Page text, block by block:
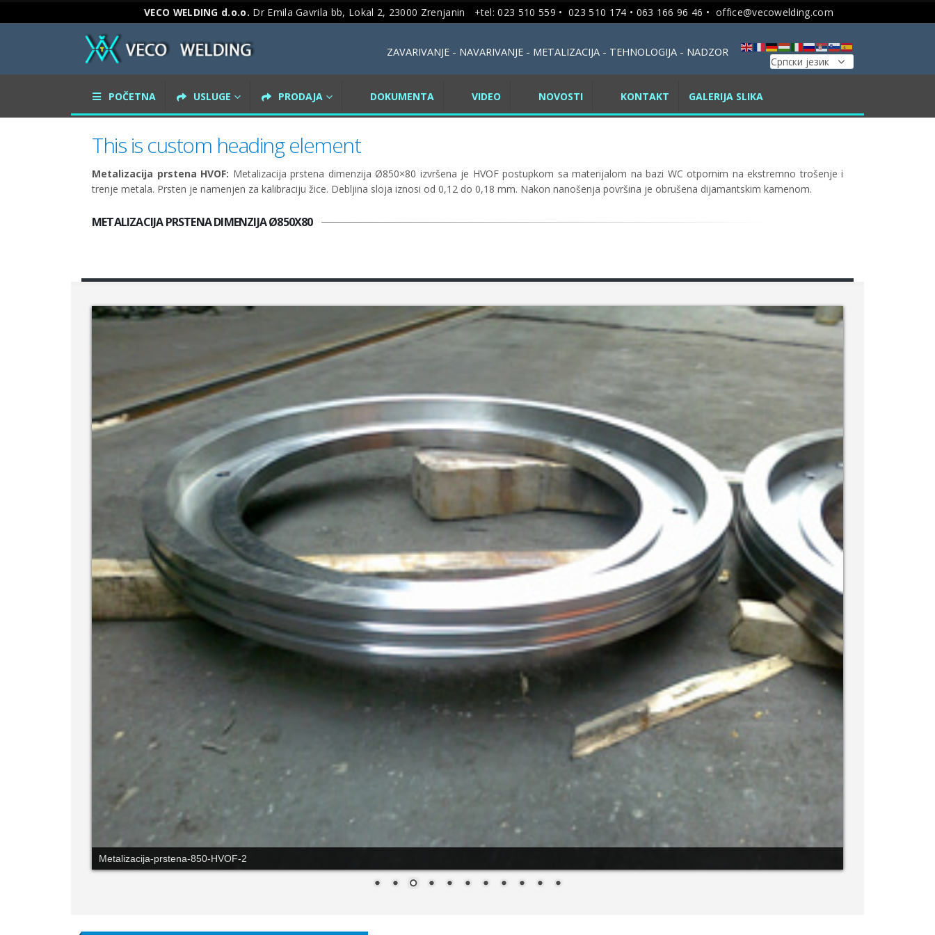
VECO WELDING d.o.o. Dr Emila Gavrila bb, Lokal 2, 23000 Zrenjanin +tel: 023 510 559 • 023 510 174 • 063 166 96 46 • office@vecowelding.com
ZAVARIVANJE - NAVARIVANJE - METALIZACIJA - TEHNOLOGIJA - NADZOR
POČETNA USLUGE PRODAJA DOKUMENTA VIDEO NOVOSTI KONTAKT GALERIJA SLIKA
This is custom heading element
Metalizacija prstena HVOF: Metalizacija prstena dimenzija Ø850×80 izvršena je HVOF postupkom sa materijalom na bazi WC otpornim na ekstremno trošenje i
trenje metala. Prsten je namenjen za kalibraciju žice. Debljina sloja iznosi od 0,12 do 0,18 mm. Nakon nanošenja površina je obrušena dijamantskim kamenom.
METALIZACIJA PRSTENA DIMENZIJA Ø850X80
Metalizacija-prstena-850-HVOF-3